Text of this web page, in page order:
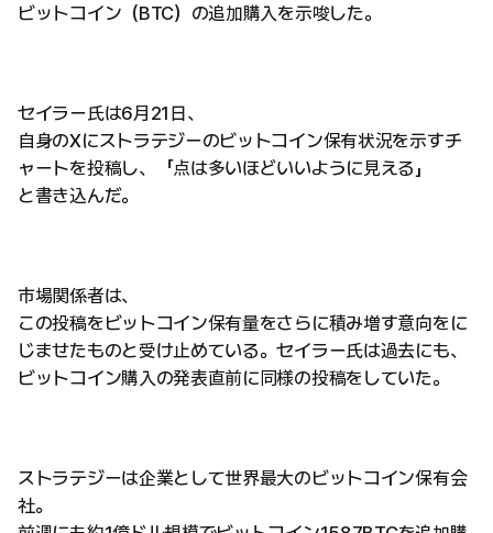
ビットコイン（BTC）の追加購入を示唆した。
セイラー氏は6月21日、
自身のXにストラテジーのビットコイン保有状況を示すチ
ャートを投稿し、「点は多いほどいいように見える」
と書き込んだ。
市場関係者は、
この投稿をビットコイン保有量をさらに積み増す意向をに
じませたものと受け止めている。セイラー氏は過去にも、
ビットコイン購入の発表直前に同様の投稿をしていた。
ストラテジーは企業として世界最大のビットコイン保有会
社。